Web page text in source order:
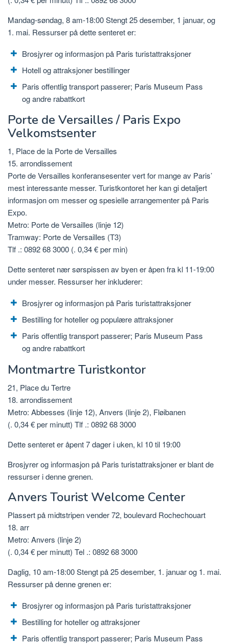
Mandag-søndag, 8 am-18:00 Stengt 25 desember, 1 januar, og
1. mai. Ressurser på dette senteret er:
Brosjyrer og informasjon på Paris turistattraksjoner
Hotell og attraksjoner bestillinger
Paris offentlig transport passerer; Paris Museum Pass
og andre rabattkort
Porte de Versailles / Paris Expo
Velkomstsenter
1, Place de la Porte de Versailles
15. arrondissement
Porte de Versailles konferansesenter vert for mange av Paris’
mest interessante messer. Turistkontoret her kan gi detaljert
informasjon om messer og spesielle arrangementer på Paris
Expo.
Metro: Porte de Versailles (linje 12)
Tramway: Porte de Versailles (T3)
Tlf .: 0892 68 3000 (. 0,34 € per min)
Dette senteret nær sørspissen av byen er åpen fra kl 11-19:00
under messer. Ressurser her inkluderer:
Brosjyrer og informasjon på Paris turistattraksjoner
Bestilling for hoteller og populære attraksjoner
Paris offentlig transport passerer; Paris Museum Pass
og andre rabattkort
Montmartre Turistkontor
21, Place du Tertre
18. arrondissement
Metro: Abbesses (linje 12), Anvers (linje 2), Fløibanen
(. 0,34 € per minutt) Tlf .: 0892 68 3000
Dette senteret er åpent 7 dager i uken, kl 10 til 19:00
Brosjyrer og informasjon på Paris turistattraksjoner er blant de
ressurser i denne grenen.
Anvers Tourist Welcome Center
Plassert på midtstripen vender 72, boulevard Rochechouart
18. arr
Metro: Anvers (linje 2)
(. 0,34 € per minutt) Tel .: 0892 68 3000
Daglig, 10 am-18:00 Stengt på 25 desember, 1. januar og 1. mai.
Ressurser på denne grenen er:
Brosjyrer og informasjon på Paris turistattraksjoner
Bestilling for hoteller og attraksjoner
Paris offentlig transport passerer; Paris Museum Pass